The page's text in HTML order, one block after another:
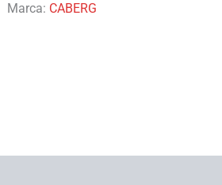
Marca: CABERG